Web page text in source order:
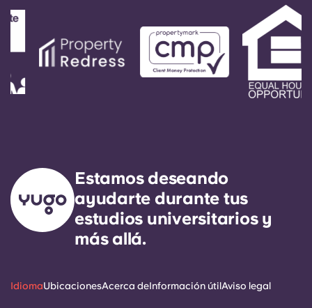
Estamos deseando
ayudarte durante tus
estudios universitarios y
más allá.
IdiomaUbicacionesAcerca deInformación útilAviso legal